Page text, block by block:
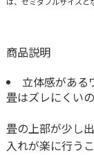
商品説明
立体感がある
畳はズレにくい
畳の上部が少し
入れが楽に行う